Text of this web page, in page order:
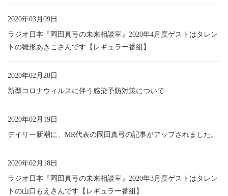
2020年03月09日
ラジオ日本『岡田真弓の未来相談室』2020年4月度ゲストはタレン
トの雛形あきこさんです【レギュラー番組】
2020年02月28日
新型コロナウィルスに伴う感染予防対策について
2020年02月19日
デイリー新潮に、MR代表の岡田真弓の記事がアップされました。
2020年02月18日
ラジオ日本『岡田真弓の未来相談室』2020年3月度ゲストはタレン
トの山口もえさんです【レギュラー番組】